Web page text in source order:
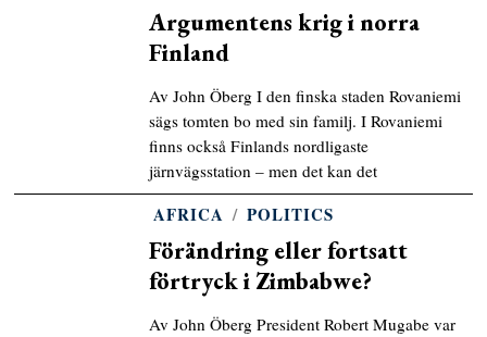
Argumentens krig i norra
Finland
Av John Öberg I den finska staden Rovaniemi
sägs tomten bo med sin familj. I Rovaniemi
finns också Finlands nordligaste
järnvägsstation – men det kan det
AFRICA / POLITICS
Förändring eller fortsatt
förtryck i Zimbabwe?
Av John Öberg President Robert Mugabe var